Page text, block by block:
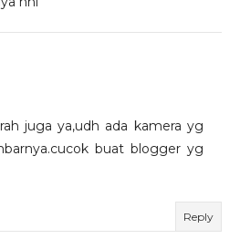
juga ya,udh ada kamera yg
buat blogger yg
Reply